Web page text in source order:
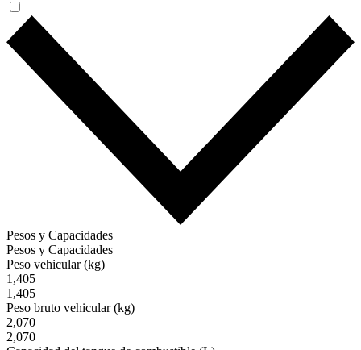
Pesos y Capacidades
Pesos y Capacidades
Peso vehicular (kg)
1,405
1,405
Peso bruto vehicular (kg)
2,070
2,070